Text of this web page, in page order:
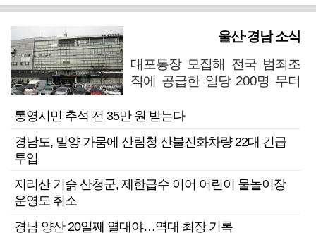
울산·경남 소식
대포통장 모집해 전국 범죄조
직에 공급한 일당 200명 무더
통영시민 추석 전 35만 원 받는다
경남도, 밀양 가뭄에 산림청 산불진화차량 22대 긴급
투입
지리산 기슭 산청군, 제한급수 이어 어린이 물놀이장
운영도 취소
경남 양산 20일째 열대야…역대 최장 기록